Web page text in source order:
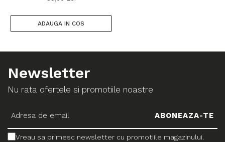
ADAUGA IN COS
Newsletter
Nu rata ofertele si promotiile noastre
Vreau sa primesc newsletter cu promotiile magazinului.